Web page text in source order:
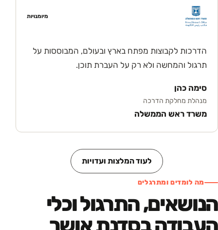
מיומנויות
הדרכות לקבוצות מפתח בארץ ובעולם, המבוססות על
תרגול והמחשה ולא רק על העברת תוכן.
סימה כהן
מנהלת מחלקת הדרכה
משרד ראש הממשלה
לעוד המלצות ועדויות
מה לומדים ומתרגלים
הנושאים, התרגול וכלי